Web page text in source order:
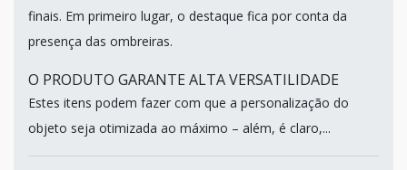
finais. Em primeiro lugar, o destaque fica por conta da
presença das ombreiras.
O PRODUTO GARANTE ALTA VERSATILIDADE
Estes itens podem fazer com que a personalização do
objeto seja otimizada ao máximo – além, é claro,...